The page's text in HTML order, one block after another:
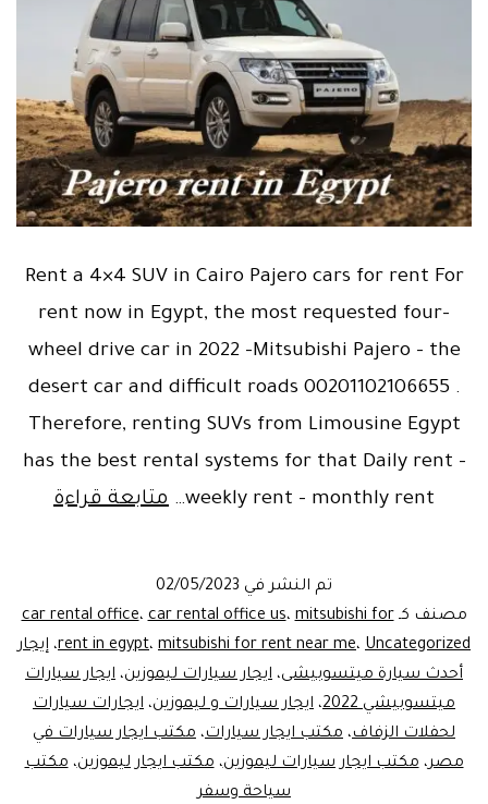
Rent a 4×4 SUV in Cairo Pajero cars for rent For
rent now in Egypt, the most requested four-
wheel drive car in 2022 -Mitsubishi Pajero – the
desert car and difficult roads 00201102106655 .
Therefore, renting SUVs from Limousine Egypt
has the best rental systems for that Daily rent –
weekly rent – monthly rent…
متابعة قراءة
تم النشر في 02/05/2023
مصنف كـ
car rental office،car rental office us،mitsubishi for
rent in egypt، mitsubishi for rent near me، Uncategorized ، إيجار
أحدث سيارة ميتسوبيشى، ايجار سيارات ليموزين، ايجار سيارات
ميتسوبيشي 2022
، ايجار سيارات و ليموزين، ايجارات سيارات
لحفلات الزفاف، مكتب ايجار سيارات، مكتب ايجار سيارات في
مصر،مكتب ايجار سيارات ليموزين،مكتب ايجار ليموزين،مكتب
سياحة وسفر